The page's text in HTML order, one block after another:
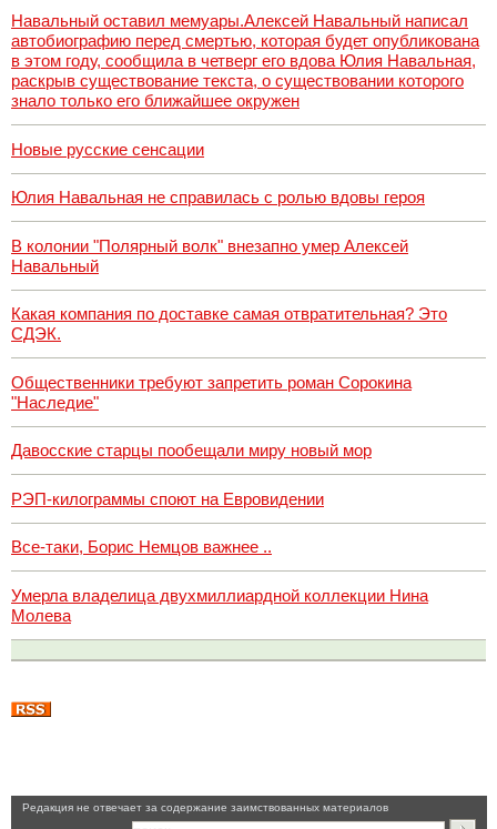
Навальный оставил мемуары.Алексей Навальный написал
автобиографию перед смертью, которая будет опубликована
в этом году, сообщила в четверг его вдова Юлия Навальная,
раскрыв существование текста, о существовании которого
знало только его ближайшее окружен
Новые русские сенсации
Юлия Навальная не справилась с ролью вдовы героя
В колонии "Полярный волк" внезапно умер Алексей
Навальный
Какая компания по доставке самая отвратительная? Это
СДЭК.
Общественники требуют запретить роман Сорокина
"Наследие"
Давосские старцы пообещали миру новый мор
РЭП-килограммы споют на Евровидении
Все-таки, Борис Немцов важнее ..
Умерла владелица двухмиллиардной коллекции Нина
Молева
Pедакция не отвечает за содержание заимствованных материалов